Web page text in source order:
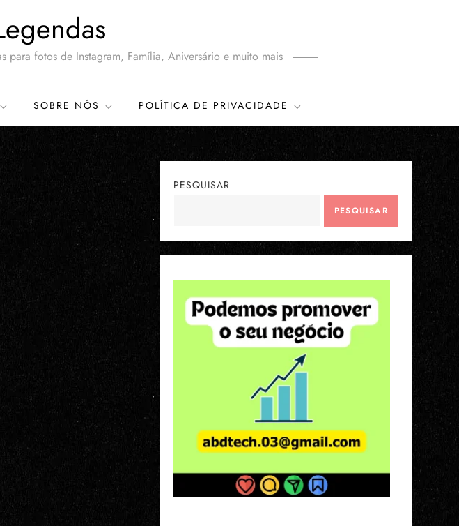
para fotos de Instagram, Família, Aniversário e muito mais
SOBRE NÓS POLÍTICA DE PRIVACIDADE
PESQUISAR
PESQUISAR